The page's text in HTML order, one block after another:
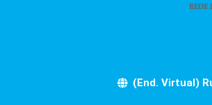
(End. Virtual)